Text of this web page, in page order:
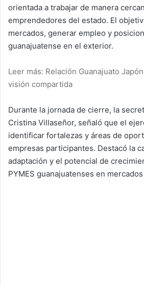
orientada a trabajar de manera
emprendedores del estado. El
mercados, generar empleo y
guanajuatense en el exterior.
Leer más: Relación Guanajuato
visión compartida
Durante la jornada de cierre, la
Cristina Villaseñor, señaló que el
identificar fortalezas y áreas de
empresas participantes. Destacó la
adaptación y el potencial de
PYMES guanajuatenses en